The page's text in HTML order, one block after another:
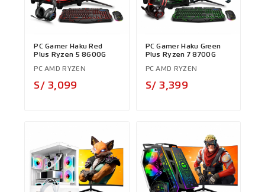
PC Gamer Haku Red
Plus Ryzen 5 8600G
PC AMD RYZEN
S/ 3,099
PC Gamer Haku Green
Plus Ryzen 7 8700G
PC AMD RYZEN
S/ 3,399